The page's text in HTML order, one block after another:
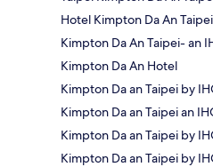
Hotel Kimpton Da An
Kimpton Da An Taipei- an
Kimpton Da An Hotel
Kimpton Da an Taipei by
Kimpton Da an Taipei an
Kimpton Da an Taipei by
Kimpton Da an Taipei by